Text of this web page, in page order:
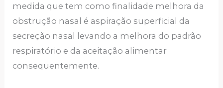
medida que tem como finalidade melhora da
obstrução nasal é aspiração superficial da
secreção nasal levando a melhora do padrão
respiratório e da aceitação alimentar
consequentemente.